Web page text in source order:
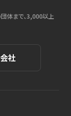
体まで、3,000以上
社